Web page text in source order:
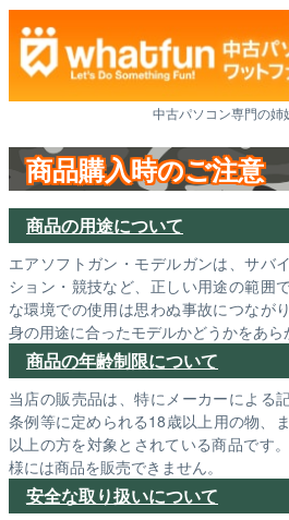
中古パソコン専門の姉
商品購入時のご注意
商品の用途について
エアソフトガン・モデルガンは、サバ
ション・競技など、正しい用途の範囲
な環境での使用は思わぬ事故につなが
身の用途に合ったモデルかどうかをあら
商品の年齢制限について
当店の販売品は、特にメーカーによる
条例等に定められる18歳以上用の物、
以上の方を対象とされている商品です
様には商品を販売できません。
安全な取り扱いについて